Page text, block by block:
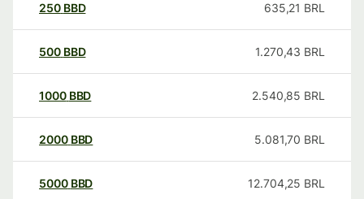
250 BBD 635,21 BRL
500 BBD 1.270,43 BRL
1000 BBD 2.540,85 BRL
2000 BBD 5.081,70 BRL
5000 BBD 12.704,25 BRL